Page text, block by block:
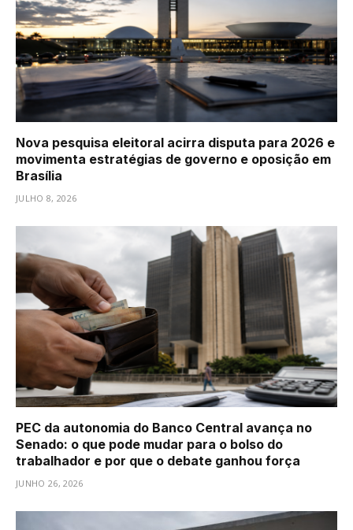
Nova pesquisa eleitoral acirra disputa para 2026 e
movimenta estratégias de governo e oposição em
Brasília
JULHO 8, 2026
PEC da autonomia do Banco Central avança no
Senado: o que pode mudar para o bolso do
trabalhador e por que o debate ganhou força
JUNHO 26, 2026